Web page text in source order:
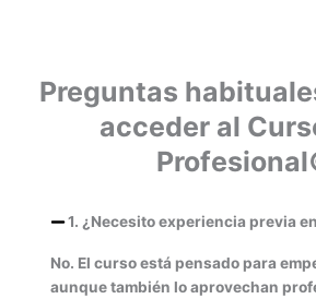
Preguntas
acceder al
1. ¿Necesito experiencia previa
No. El curso está pensado para
aunque también lo aprovechan